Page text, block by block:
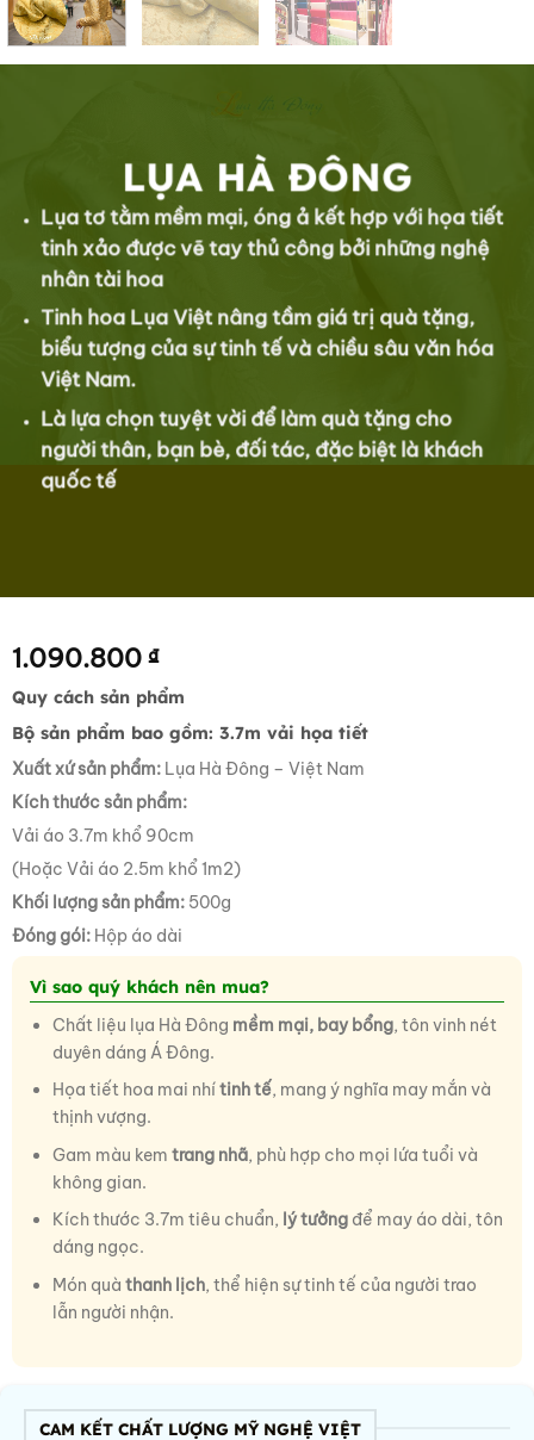
LỤA HÀ ĐÔNG
Lụa tơ tằm mềm mại, óng ả kết hợp với họa tiết
tinh xảo được vẽ tay thủ công bởi những nghệ
nhân tài hoa
Tinh hoa Lụa Việt nâng tầm giá trị quà tặng,
biểu tượng của sự tinh tế và chiều sâu văn hóa
Việt Nam.
Là lựa chọn tuyệt vời để làm quà tặng cho
người thân, bạn bè, đối tác, đặc biệt là khách
quốc tế
1.090.800 ₫
Quy cách sản phẩm
Bộ sản phẩm bao gồm: 3.7m vải họa tiết
Xuất xứ sản phẩm: Lụa Hà Đông – Việt Nam
Kích thước sản phẩm:
Vải áo 3.7m khổ 90cm
(Hoặc Vải áo 2.5m khổ 1m2)
Khối lượng sản phẩm: 500g
Đóng gói: Hộp áo dài
Vì sao quý khách nên mua?
Chất liệu lụa Hà Đông mềm mại, bay bổng, tôn vinh nét
duyên dáng Á Đông.
Họa tiết hoa mai nhítinh tế, mang ý nghĩa may mắn và
thịnh vượng.
Gam màu kem trang nhã, phù hợp cho mọi lứa tuổi và
không gian.
Kích thước 3.7m tiêu chuẩn, lý tưởngđể may áo dài, tôn
dáng ngọc.
Món quà thanh lịch, thể hiện sự tinh tế của người trao
lẫn người nhận.
CAM KẾT CHẤT LƯỢNG MỸ NGHỆ VIỆT